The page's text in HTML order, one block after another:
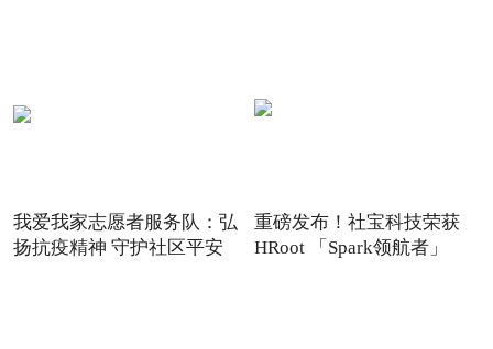
我爱我家志愿者服务队：弘
扬抗疫精神 守护社区平安
重磅发布！社宝科技荣获
HRoot 「Spark领航者」